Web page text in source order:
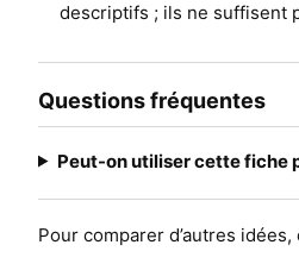
descriptifs ; ils ne suffisent
Questions fréquentes
Peut-on utiliser cette fiche
Pour comparer d’autres